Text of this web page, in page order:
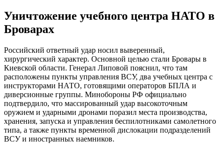
Уничтожение учебного центра НАТО в
Броварах
Российский ответный удар носил выверенный,
хирургический характер. Основной целью стали Бровары в
Киевской области. Генерал Липовой пояснил, что там
расположены пункты управления ВСУ, два учебных центра с
инструкторами НАТО, готовящими операторов БПЛА и
диверсионные группы. Минобороны РФ официально
подтвердило, что массированный удар высокоточным
оружием и ударными дронами поразил места производства,
хранения, запуска и управления беспилотниками самолетного
типа, а также пункты временной дислокации подразделений
ВСУ и иностранных наемников.